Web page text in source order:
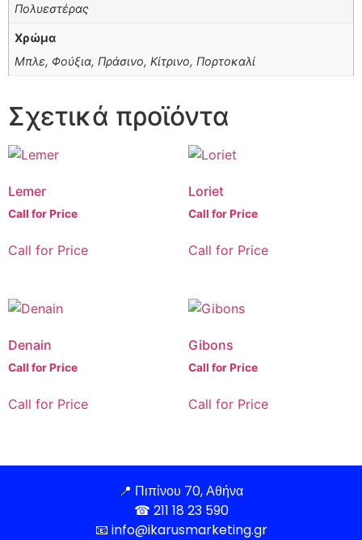
Πολυεστέρας
Χρώμα
Μπλε, Φούξια, Πράσινο, Κίτρινο, Πορτοκαλί
Σχετικά προϊόντα
Lemer
Call for Price
Call for Price
Loriet
Call for Price
Call for Price
Denain
Call for Price
Call for Price
Gibons
Call for Price
Call for Price
📍 Πιπίνου 70, Αθήνα
☎ 211 18 23 590
📧 info@ikarusmarketing.gr